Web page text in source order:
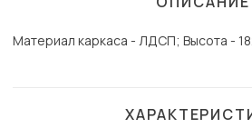
Материал каркаса - ЛДСП; Высота -